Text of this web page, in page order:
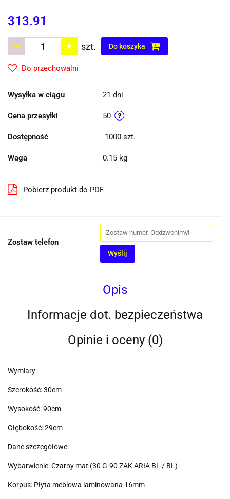
313.91
szt. Do koszyka
Do przechowalni
Wysyłka w ciągu 21 dni
Cena przesyłki 50
Dostępność 1000 szt.
Waga 0.15 kg
Pobierz produkt do PDF
Zostaw telefon
Wyślij
Opis
Informacje dot. bezpieczeństwa
Opinie i oceny (0)
Wymiary:
Szerokość: 30cm
Wysokość: 90cm
Głębokość: 29cm
Dane szczegółowe:
Wybarwienie: Czarny mat (30 G-90 ZAK ARIA BL / BL)
Korpus: Płyta meblowa laminowana 16mm